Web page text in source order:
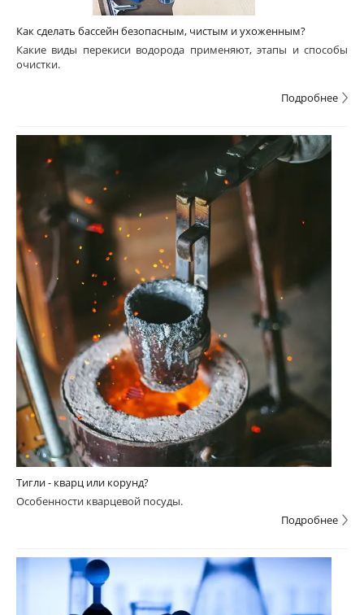
Как сделать бассейн безопасным, чистым и ухоженным?
Какие виды перекиси водорода применяют, этапы и способы
очистки.
Подробнее
Тигли - кварц или корунд?
Особенности кварцевой посуды.
Подробнее